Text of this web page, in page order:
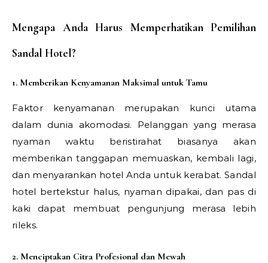
Mengapa Anda Harus Memperhatikan Pemilihan
Sandal Hotel?
1. Memberikan Kenyamanan Maksimal untuk Tamu
Faktor kenyamanan merupakan kunci utama
dalam dunia akomodasi. Pelanggan yang merasa
nyaman waktu beristirahat biasanya akan
memberikan tanggapan memuaskan, kembali lagi,
dan menyarankan hotel Anda untuk kerabat. Sandal
hotel bertekstur halus, nyaman dipakai, dan pas di
kaki dapat membuat pengunjung merasa lebih
rileks.
2. Menciptakan Citra Profesional dan Mewah